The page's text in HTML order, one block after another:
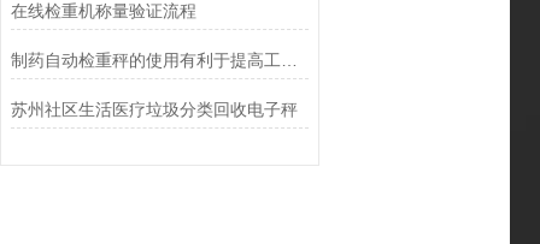
在线检重机称量验证流程
苏州社区生活医疗垃圾分类回收电子秤